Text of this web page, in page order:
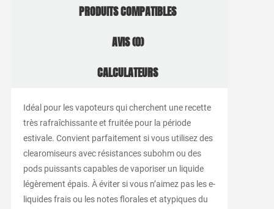
PRODUITS COMPATIBLES
AVIS (0)
CALCULATEURS
Idéal pour les vapoteurs qui cherchent une recette
très rafraîchissante et fruitée pour la période
estivale. Convient parfaitement si vous utilisez des
clearomiseurs avec résistances subohm ou des
pods puissants capables de vaporiser un liquide
légèrement épais. À éviter si vous n’aimez pas les e-
liquides frais ou les notes florales et atypiques du